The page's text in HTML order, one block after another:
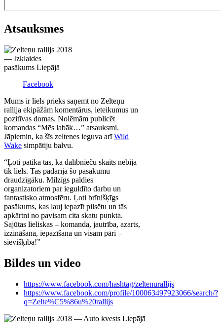
Atsauksmes
Facebook
Mums ir liels prieks saņemt no Zelteņu
rallija ekipāžām komentārus, ieteikumus un
pozitīvas domas. Nolēmām publicēt
komandas “Mēs labāk…” atsauksmi.
Jāpiemin, ka šīs zeltenes ieguva arīWild
Wake simpātiju balvu.
“Ļoti patika tas, ka dalībnieču skaits nebija
tik liels. Tas padarīja šo pasākumu
draudzīgāku. Milzīgs paldies
organizatoriem par ieguldīto darbu un
fantastisko atmosfēru. Ļoti brīnišķīgs
pasākums, kas ļauj iepazīt pilsētu un tās
apkārtni no pavisam cita skatu punkta.
Sajūtas lieliskas – komanda, jautrība, azarts,
izzināšana, iepazīšana un visam pāri –
sievišķība!”
Bildes un video
https://www.facebook.com/hashtag/zeltenurallijs
https://www.facebook.com/profile/100063497923066/search/?
q=Zelte%C5%86u%20rallijs